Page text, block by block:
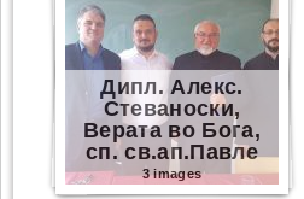
Дипл. Алекс.
Стеваноски,
Верата во Бога,
сп. св.ап.Павле
3 images